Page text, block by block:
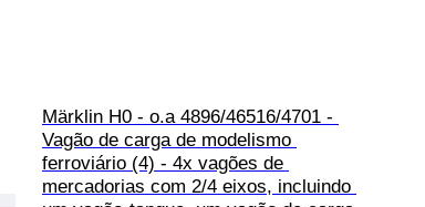
Märklin H0 - o.a 4896/46516/4701 -
Vagão de carga de modelismo
ferroviário (4) - 4x vagões de
mercadorias com 2/4 eixos, incluindo